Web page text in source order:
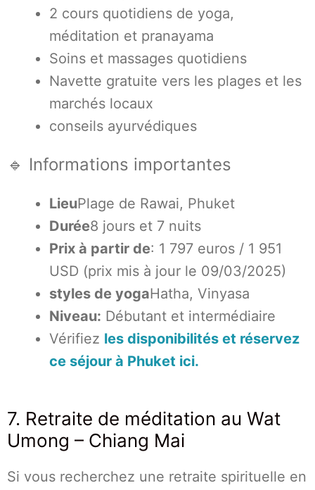
2 cours quotidiens de yoga,
méditation et pranayama
Soins et massages quotidiens
Navette gratuite vers les plages et les
marchés locaux
conseils ayurvédiques
🔹 Informations importantes
LieuPlage de Rawai, Phuket
Durée8 jours et 7 nuits
Prix à partir de: 1 797 euros / 1 951
USD (prix mis à jour le 09/03/2025)
styles de yogaHatha, Vinyasa
Niveau: Débutant et intermédiaire
Vérifiez les disponibilités et réservez
ce séjour à Phuket ici.
7. Retraite de méditation au Wat
Umong – Chiang Mai
Si vous recherchez une retraite spirituelle en